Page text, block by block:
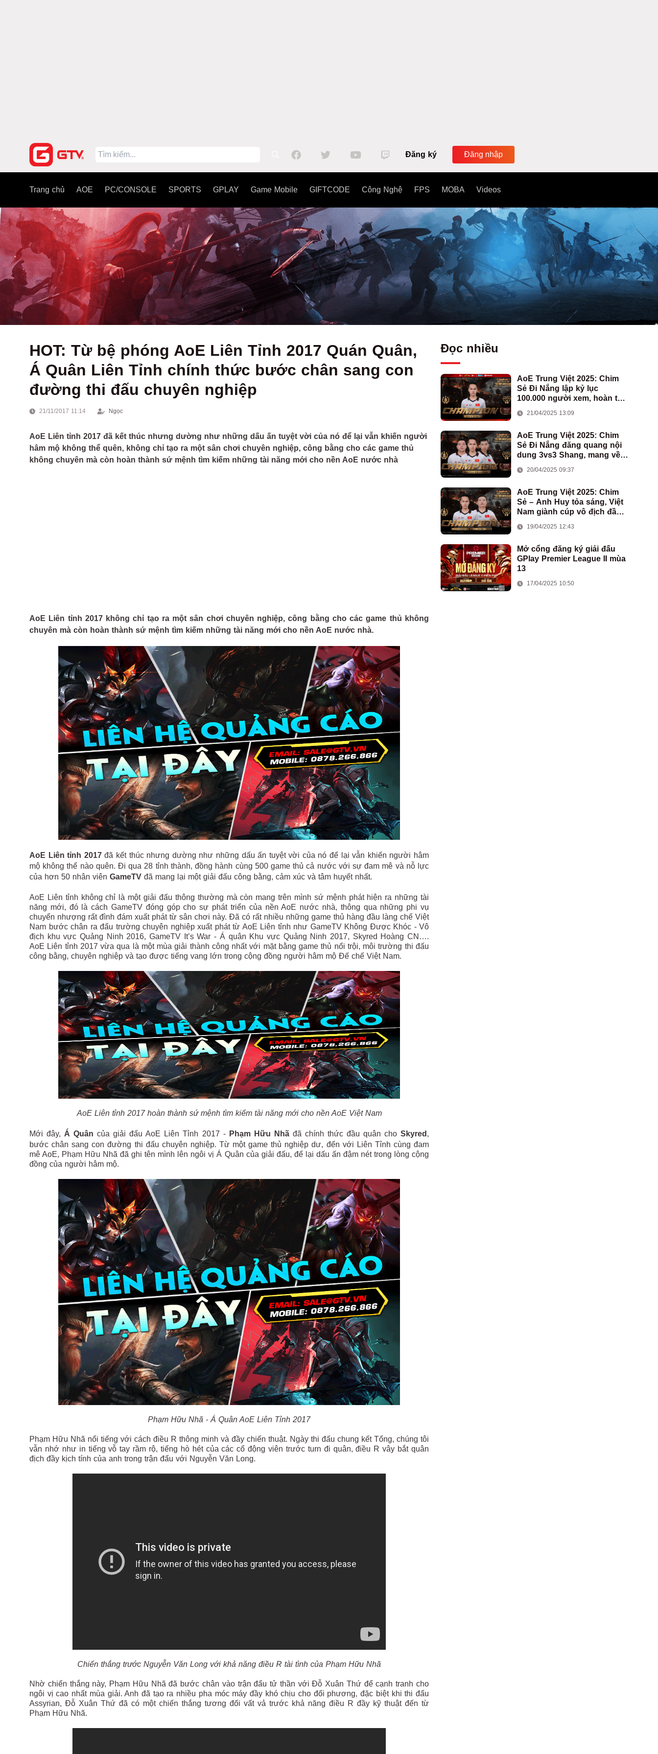
Đăng ký Đăng nhập
Trang chủ AOE PC/CONSOLE SPORTS GPLAY Game Mobile GIFTCODE Công Nghệ FPS MOBA Videos
HOT: Từ bệ phóng AoE Liên Tỉnh 2017 Quán Quân,
Á Quân Liên Tỉnh chính thức bước chân sang con
đường thi đấu chuyên nghiệp
21/11/2017 11:14 Ngọc
AoE Liên tỉnh 2017 đã kết thúc nhưng dường như những dấu ấn tuyệt vời của nó để lại vẫn khiến người
hâm mộ không thể quên, không chỉ tạo ra một sân chơi chuyên nghiệp, công bằng cho các game thủ
không chuyên mà còn hoàn thành sứ mệnh tìm kiếm những tài năng mới cho nền AoE nước nhà
AoE Liên tỉnh 2017 không chỉ tạo ra một sân chơi chuyên nghiệp, công bằng cho các game thủ không
chuyên mà còn hoàn thành sứ mệnh tìm kiếm những tài năng mới cho nền AoE nước nhà.
AoE Liên tỉnh 2017đã kết thúc nhưng dường như những dấu ấn tuyệt vời của nó để lại vẫn khiến người hâm
mộ không thể nào quên. Đi qua 28 tỉnh thành, đồng hành cùng 500 game thủ cả nước với sự đam mê và nỗ lực
của hơn 50 nhân viên GameTV đã mang lại một giải đấu công bằng, cảm xúc và tâm huyết nhất.
AoE Liên tỉnh không chỉ là một giải đấu thông thường mà còn mang trên mình sứ mệnh phát hiện ra những tài
năng mới, đó là cách GameTV đóng góp cho sự phát triển của nền AoE nước nhà, thông qua những phi vụ
chuyển nhượng rất đình đám xuất phát từ sân chơi này. Đã có rất nhiều những game thủ hàng đầu làng chế Việt
Nam bước chân ra đấu trường chuyên nghiệp xuất phát từ AoE Liên tỉnh như GameTV Không Được Khóc - Vô
địch khu vực Quảng Ninh 2016, GameTV It’s War - Á quân Khu vực Quảng Ninh 2017, Skyred Hoàng CN….
AoE Liên tỉnh 2017 vừa qua là một mùa giải thành công nhất với mặt bằng game thủ nổi trội, môi trường thi đấu
công bằng, chuyên nghiệp và tạo được tiếng vang lớn trong cộng đồng người hâm mộ Đế chế Việt Nam.
AoE Liên tỉnh 2017 hoàn thành sứ mệnh tìm kiếm tài năng mới cho nền AoE Việt Nam
Mới đây, Á Quâncủa giải đấu AoE Liên Tỉnh 2017 - Phạm Hữu Nhãđã chính thức đầu quân cho Skyred ,
bước chân sang con đường thi đấu chuyên nghiệp. Từ một game thủ nghiệp dư, đến với Liên Tỉnh cùng đam
mê AoE, Phạm Hữu Nhã đã ghi tên mình lên ngôi vị Á Quân của giải đấu, để lại dấu ấn đậm nét trong lòng cộng
đồng của người hâm mộ.
Phạm Hữu Nhã - Á Quân AoE Liên Tỉnh 2017
Phạm Hữu Nhã nổi tiếng với cách điều R thông minh và đầy chiến thuật. Ngày thi đấu chung kết Tổng, chúng tôi
vẫn nhớ như in tiếng vỗ tay rầm rộ, tiếng hò hét của các cổ động viên trước turn đi quân, điều R vây bắt quân
địch đầy kịch tính của anh trong trận đấu với Nguyễn Văn Long.
Chiến thắng trước Nguyễn Văn Long với khả năng điều R tài tình của Phạm Hữu Nhã
Nhờ chiến thắng này, Phạm Hữu Nhã đã bước chân vào trận đấu tử thần với Đỗ Xuân Thứ để cạnh tranh cho
ngôi vị cao nhất mùa giải. Anh đã tạo ra nhiều pha móc máy đầy khó chịu cho đối phương, đặc biệt khi thi đấu
Assyrian, Đỗ Xuân Thứ đã có một chiến thắng tương đối vất vả trước khả năng điều R đầy kỹ thuật đến từ
Phạm Hữu Nhã.
Đọc nhiều
AoE Trung Việt 2025: Chim
Sẻ Đi Nắng lập kỷ lục
100.000 người xem, hoàn tất
Việt Nam
21/04/2025 13:09
AoE Trung Việt 2025: Chim
Sẻ Đi Nắng đăng quang nội
dung 3vs3 Shang, mang về
đoàn AoE Việt Nam
20/04/2025 09:37
AoE Trung Việt 2025: Chim
Sẻ – Anh Huy tỏa sáng, Việt
Nam giành cúp vô địch đầu
19/04/2025 12:43
Mở cổng đăng ký giải đấu
GPlay Premier League II mùa
13
17/04/2025 10:50